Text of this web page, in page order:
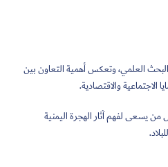
العلمي، وتعكس أهمية التعاون بين
الاجتماعية والاقتصادية.
من يسعى لفهم آثار الهجرة اليمنية